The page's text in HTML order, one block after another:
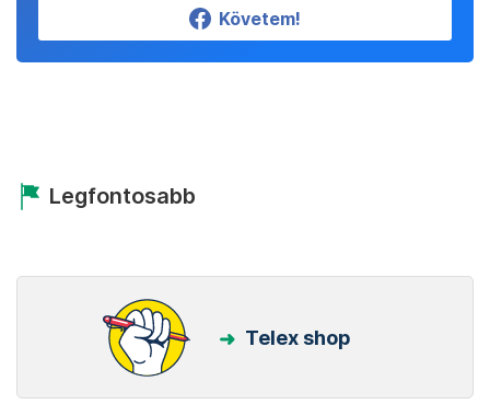
Követem!
Legfontosabb
Telex shop